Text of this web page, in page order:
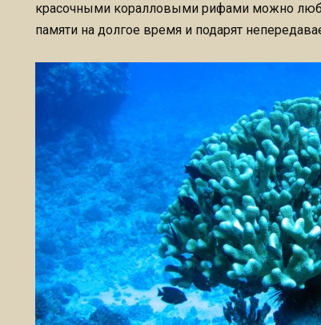
красочными коралловыми рифами можно
памяти на долгое время и подарят